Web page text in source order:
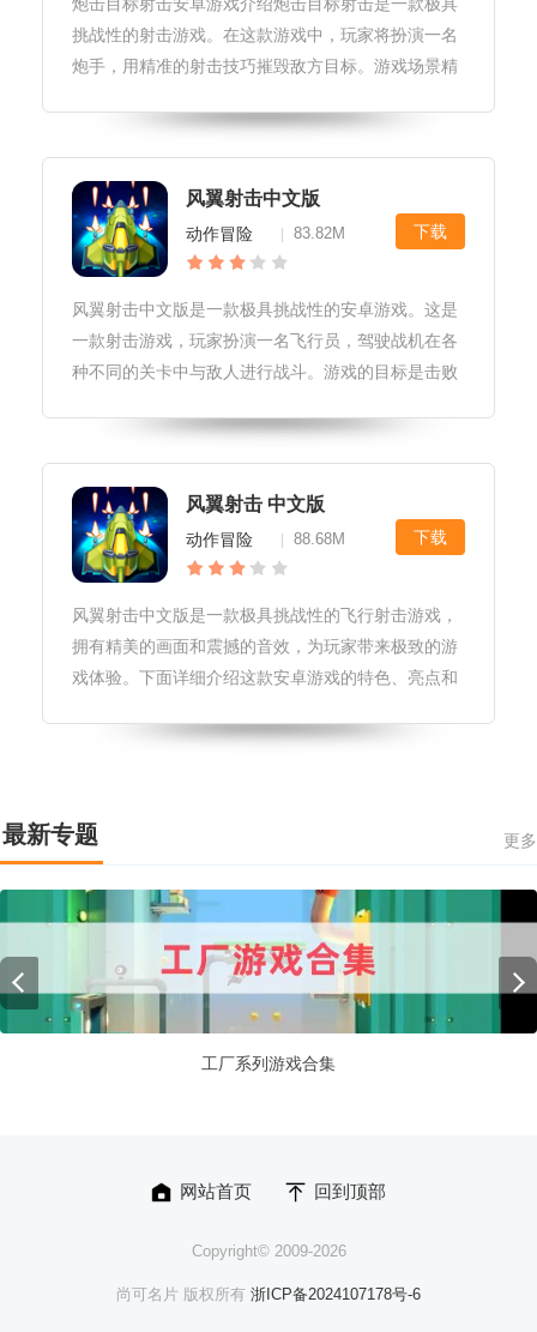
挑战性的射击游戏。在这款游戏中，玩家将扮演一名
炮手，用精准的射击技巧摧毁敌方目标。游戏场景精
戏提供了丰富的任务和关卡，玩家需要运用智慧和勇
气去克服各种挑战。炮击目标射击
风翼射击中文版
动作冒险 83.82M 下载
风翼射击中文版是一款极具挑战性的安卓游戏。这是
一款射击游戏，玩家扮演一名飞行员，驾驶战机在各
种不同的关卡中与敌人进行战斗。游戏的目标是击败
戏特色1.丰富的游戏场景：游戏提供了多个不同的场
景，包括森林、沙漠、城市等，
风翼射击 中文版
动作冒险 88.68M 下载
风翼射击中文版是一款极具挑战性的飞行射击游戏，
拥有精美的画面和震撼的音效，为玩家带来极致的游
戏体验。下面详细介绍这款安卓游戏的特色、亮点和
的像素风格，让玩家感受到独特的游戏氛围。同时，
最新专题 更多
工厂系列游戏合集
网站首页 回到顶部
Copyright© 2009-2026
尚可名片 版权所有 浙ICP备2024107178号-6